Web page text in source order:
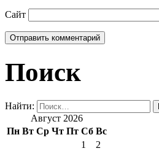
Сайт
Поиск
Найти:
Август 2026
Пн Вт Ср Чт Пт Сб Вс
1
2